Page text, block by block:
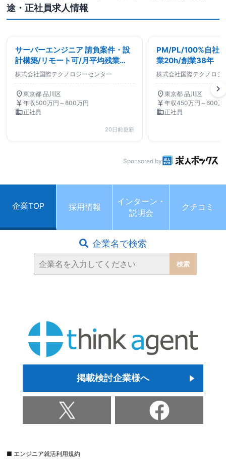
途・正社員求人情報
サーバーエンジニア 請負案件・設
計構築/リモート可/月平均残業
20h/土日祝休み/転勤なし
株式会社国際テクノロジーセンター
location_on東京都 品川区
currency_yen年収500万円～800万円
business正社員
20日前更新
PM/PL/100%自社
業20h/創業38年
株式会社国際テクノロジ
location_on東京都 品川区
currency_yen年収450万円～600万
business正社員
chevron_right
Sponsored by
企業TOP 採用情報
インターン・
説明会
クチコミ
企業名で検索
掲載検討企業様へ
■ エンジニア就活利用規約